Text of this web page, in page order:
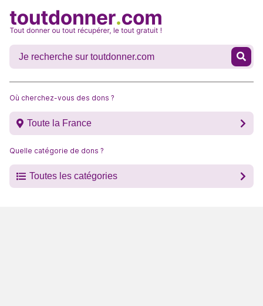
Où cherchez-vous des dons ?
Toute la France
Quelle catégorie de dons ?
Toutes les catégories